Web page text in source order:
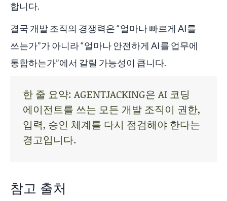
합니다.
결국 개발 조직의 경쟁력은 “얼마나 빠르게 AI를
쓰는가”가 아니라 “얼마나 안전하게 AI를 업무에
통합하는가”에서 갈릴 가능성이 큽니다.
한 줄 요약: AGENTJACKING은 AI 코딩
에이전트를 쓰는 모든 개발 조직이 권한,
입력, 승인 체계를 다시 점검해야 한다는
경고입니다.
참고 출처